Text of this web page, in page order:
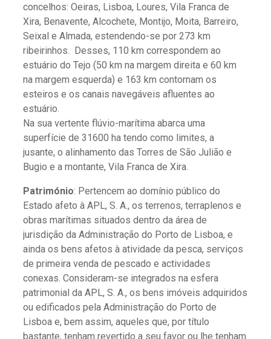
concelhos: Oeiras, Lisboa, Loures, Vila Franca de
Xira, Benavente, Alcochete, Montijo, Moita, Barreiro,
Seixal e Almada, estendendo-se por 273 km
ribeirinhos. Desses, 110 km correspondem ao
estuário do Tejo (50 km na margem direita e 60 km
na margem esquerda) e 163 km contornam os
esteiros e os canais navegáveis afluentes ao
estuário.
Na sua vertente flúvio-marítima abarca uma
superfície de 31600 ha tendo como limites, a
jusante, o alinhamento das Torres de São Julião e
Bugio e a montante, Vila Franca de Xira.
Património: Pertencem ao domínio público do
Estado afeto à APL, S. A., os terrenos, terraplenos e
obras marítimas situados dentro da área de
jurisdição da Administração do Porto de Lisboa, e
ainda os bens afetos à atividade da pesca, serviços
de primeira venda de pescado e actividades
conexas. Consideram-se integrados na esfera
patrimonial da APL, S. A., os bens imóveis adquiridos
ou edificados pela Administração do Porto de
Lisboa e, bem assim, aqueles que, por título
bastante, tenham revertido a seu favor ou lhe tenham